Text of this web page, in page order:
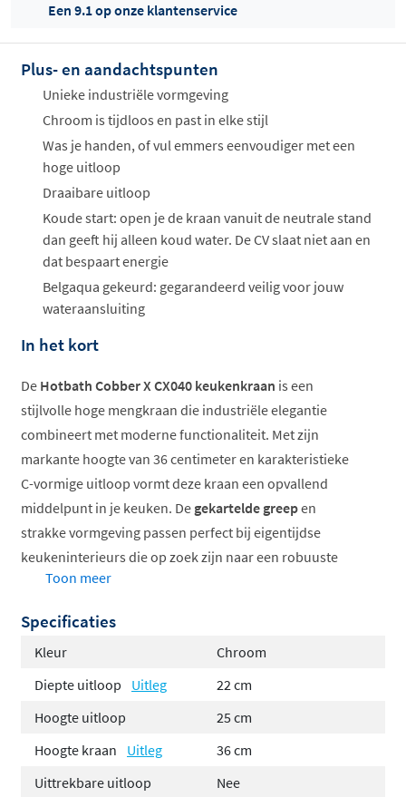
Offertes
ophalen...
Een 9.1 op onze klantenservice
Plus- en aandachtspunten
Unieke industriële vormgeving
Chroom is tijdloos en past in elke stijl
Was je handen, of vul emmers eenvoudiger met een
hoge uitloop
Draaibare uitloop
Koude start: open je de kraan vanuit de neutrale stand
dan geeft hij alleen koud water. De CV slaat niet aan en
dat bespaart energie
Belgaqua gekeurd: gegarandeerd veilig voor jouw
wateraansluiting
In het kort
De Hotbath Cobber X CX040 keukenkraan is een
stijlvolle hoge mengkraan die industriële elegantie
combineert met moderne functionaliteit. Met zijn
markante hoogte van 36 centimeter en karakteristieke
C-vormige uitloop vormt deze kraan een opvallend
middelpunt in je keuken. De gekartelde greepen
strakke vormgeving passen perfect bij eigentijdse
keukeninterieurs die op zoek zijn naar een robuuste
maar verfijnde uitstraling.
Extra hoog model voor maximaal comfort
Draaibare C-vormige uitloop voor flexibiliteit
Verkrijgbaar in diverse trendy afwerkingen
Vervaardigd uit hoogwaardig messing
Voorzien van Belgaqua keurmerk
De Cobber X collectie van Hotbath
Toon meer
Specificaties
Kleur
Chroom
Diepte uitloop
Uitleg
22 cm
Hoogte uitloop
25 cm
Hoogte kraan
Uitleg
36 cm
Uittrekbare uitloop
Nee